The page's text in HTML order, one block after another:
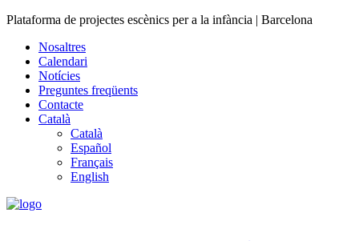
Plataforma de projectes escènics per a la infància | Barcelona
Nosaltres
Calendari
Notícies
Preguntes freqüents
Contacte
Català
Català
Español
Français
English